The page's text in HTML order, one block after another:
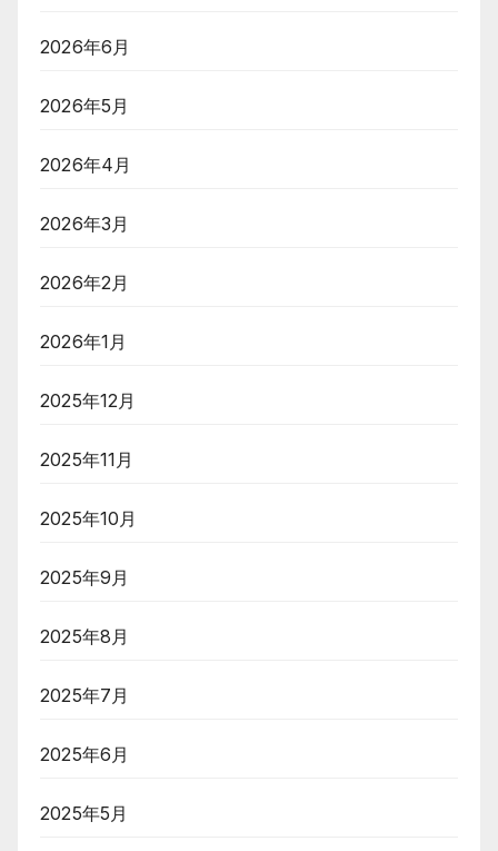
2026年6月
2026年5月
2026年4月
2026年3月
2026年2月
2026年1月
2025年12月
2025年11月
2025年10月
2025年9月
2025年8月
2025年7月
2025年6月
2025年5月